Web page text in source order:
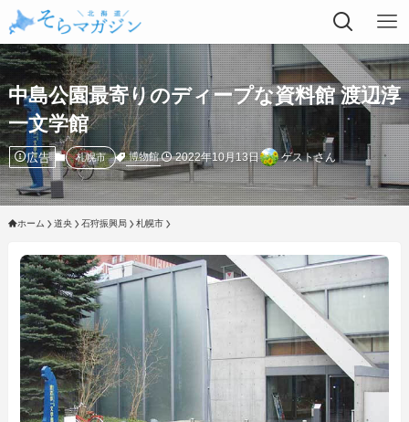
中島公園最寄りのディープな資料館 渡辺淳
一文学館
広告 札幌市 博物館 2022年10月13日 ゲストさん
ホーム 道央 石狩振興局 札幌市